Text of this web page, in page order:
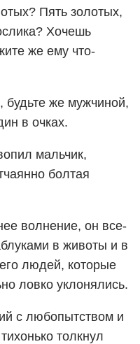
Пять золотых,
Хочешь
же ему что-
же мужчиной,
в очках.
мальчик,
болтая
волнение, он все-
в животы и в
людей, которые
ловко уклонялись.
с любопытством и
толкнул